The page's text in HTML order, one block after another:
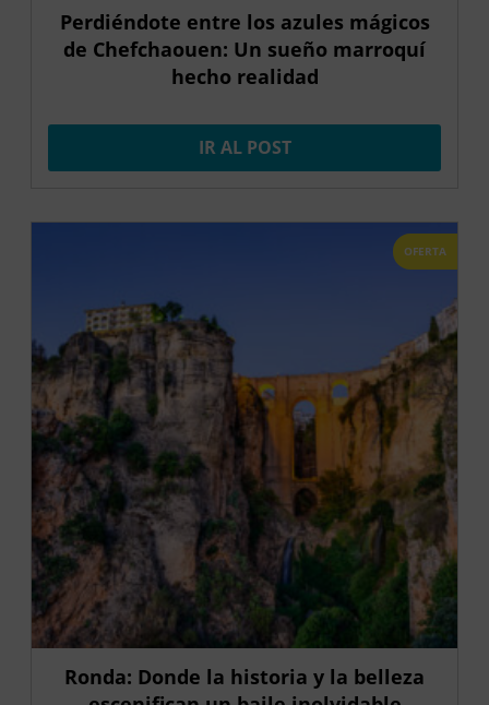
Perdiéndote entre los azules mágicos
de Chefchaouen: Un sueño marroquí
hecho realidad
IR AL POST
OFERTA
Ronda: Donde la historia y la belleza